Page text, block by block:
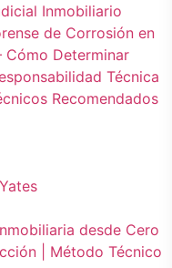
Inmobiliario
de Corrosión en
Determinar
Técnica
Recomendados
desde Cero
| Método Técnico